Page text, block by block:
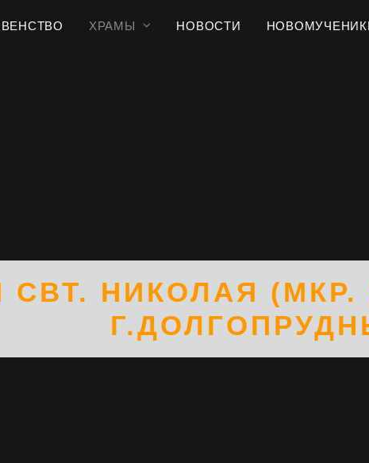
ХРАМЫ НОВОСТИ
СВТ. НИКОЛАЯ